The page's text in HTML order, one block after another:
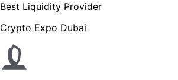
Best Liquidity Provider
Crypto Expo Dubai